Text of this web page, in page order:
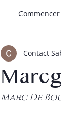
Commencer
Contact
Marc De